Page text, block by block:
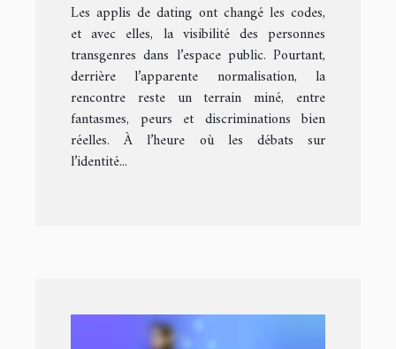
transgenres ?
Les applis de dating ont changé les codes,
et avec elles, la visibilité des personnes
transgenres dans l’espace public. Pourtant,
derrière l’apparente normalisation, la
rencontre reste un terrain miné, entre
fantasmes, peurs et discriminations bien
réelles. À l’heure où les débats sur
l’identité...